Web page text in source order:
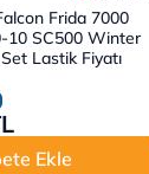
Frida 7000
10 SC500 Winter
Lastik Fiyatı
Ekle